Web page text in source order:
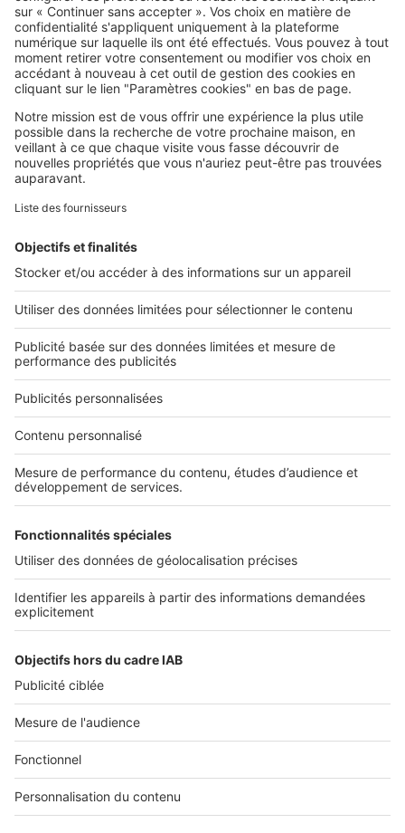
SeLoger c'est aussi
Retrouvez-nous sur ...
L'ENTREPRISE
Qui sommes-nous ?
Nous contacter
Nous recrutons
NOS APPLICATIONS
Découvrez nos applications
Tous nos services pro
Accès client
Mes annonces sur SeLoger
À DÉCOUVRIR
Tout l'immobilier
Toutes les villes
Tous les départements
Toutes les régions
SeLoger © 1992 - 2023
Annonces Immobilières